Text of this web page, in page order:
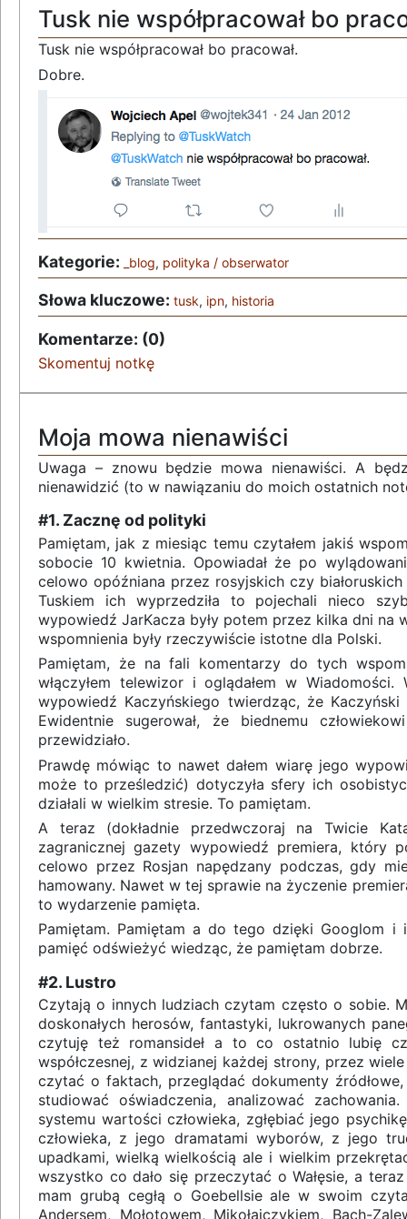
Tusk nie współpracował bo
Tusk nie współpracował bo pracował.
Dobre.
Kategorie: _blog, polityka / obserwator
Słowa kluczowe: tusk, ipn, historia
Komentarze: (0)
Skomentuj notkę
Moja mowa nienawiści
Uwaga – znowu będzie mowa nienawiści. A
nienawidzić (to w nawiązaniu do moich ostatnich
#1. Zacznę od polityki
Pamiętam, jak z miesiąc temu czytałem jakiś
sobocie 10 kwietnia. Opowiadał że po
celowo opóźniana przez rosyjskich czy
Tuskiem ich wyprzedziła to pojechali nieco
wypowiedź JarKacza były potem przez kilka dni
wspomnienia były rzeczywiście istotne dla Polski.
Pamiętam, że na fali komentarzy do tych
włączyłem telewizor i oglądałem w
wypowiedź Kaczyńskiego twierdząc, że
Ewidentnie sugerował, że biednemu
przewidziało.
Prawdę mówiąc to nawet dałem wiarę jego
może to prześledzić) dotyczyła sfery ich
działali w wielkim stresie. To pamiętam.
A teraz (dokładnie przedwczoraj na Twicie
zagranicznej gazety wypowiedź premiera, który
celowo przez Rosjan napędzany podczas, gdy
hamowany. Nawet w tej sprawie na życzenie
to wydarzenie pamięta.
Pamiętam. Pamiętam a do tego dzięki Googlom
pamięć odświeżyć wiedząc, że pamiętam dobrze.
#2. Lustro
Czytają o innych ludziach czytam często o sobie.
doskonałych herosów, fantastyki, lukrowanych
czytuję też romansideł a to co ostatnio lubię
współczesnej, z widzianej każdej strony, przez
czytać o faktach, przeglądać dokumenty
studiować oświadczenia, analizować
systemu wartości człowieka, zgłębiać jego
człowieka, z jego dramatami wyborów, z jego
upadkami, wielką wielkością ale i wielkim
wszystko co dało się przeczytać o Wałęsie, a
mam grubą cegłą o Goebellsie ale w swoim
Andersem, Mołotowem, Mikołajczykiem, Bach-